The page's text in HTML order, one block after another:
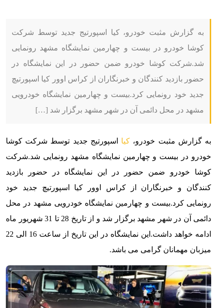
به گزارش مثبت خودرو، کیا اسپورتیج جدید توسط شرکت
کوشا خودرو در بیست و چهارمین نمایشگاه مشهد رونمایی
شد.شرکت کوشا خودرو ضمن حضور در این نمایشگاه در
حضور بازدید کنندگان و خبرنگاران از کراس اوور کیا اسپورتیچ
جدید خود رونمایی کرد.بیست و چهارمین نمایشگاه خودرویی
مشهد در محل دائمی آن در شهر مشهد برگزار شد […]
به گزارش مثبت خودرو، کیا اسپورتیج جدید توسط شرکت کوشا
خودرو در بیست و چهارمین نمایشگاه مشهد رونمایی شد.شرکت
کوشا خودرو ضمن حضور در این نمایشگاه در حضور بازدید
کنندگان و خبرنگاران از کراس اوور کیا اسپورتیچ جدید خود
رونمایی کرد.بیست و چهارمین نمایشگاه خودرویی مشهد در محل
دائمی آن در شهر مشهد برگزار شد و از تاریخ 28 تا 31 شهریور ماه
ادامه خواهد داشت.
این نمایشگاه در این تاریخ از ساعت 16 الی 22
میزبان مهمانان گرامی می باشد.